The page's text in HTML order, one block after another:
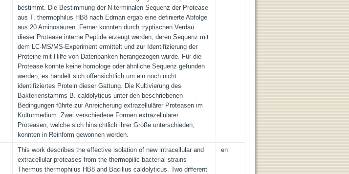
bestimmt. Die Bestimmung der N-terminalen Sequenz der Protease
aus T. thermophilus HB8 nach Edman ergab eine definierte Abfolge
aus 20 Aminosäuren. Ferner konnten durch tryptischen Verdau
dieser Protease interne Peptide erzeugt werden, deren Sequenz mit
dem LC-MS/MS-Experiment ermittelt und zur Identifizierung der
Proteine mit Hilfe von Datenbanken herangezogen wurde. Für die
Protease konnte keine homologe oder ähnliche Sequenz gefunden
werden, es handelt sich offensichtlich um ein noch nicht
identifiziertes Protein dieser Gattung. Die Kultivierung des
Bakterienstamms B. caldolyticus unter den beschriebenen
Bedingungen führte zur Anreicherung extrazellulärer Proteasen im
Kulturmedium. Zwei verschiedene Formen extrazellulärer
Proteasen, welche sich hinsichtlich ihrer Größe unterschieden,
konnten in Reinform gewonnen werden.
This work describes the effective isolation of new intracellular and
extracellular proteases from the thermopilic bacterial strains
Thermus thermophilus HB8 and Bacillus caldolyticus. Two different
en